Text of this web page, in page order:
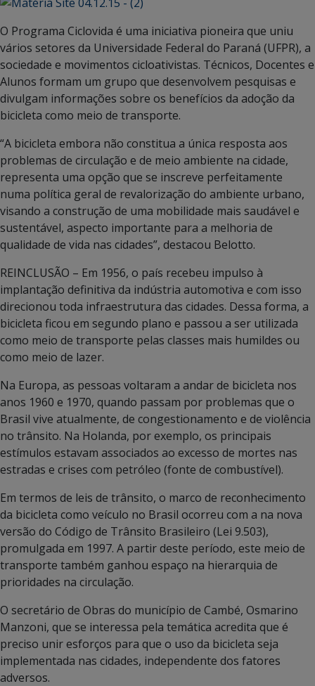
O Programa Ciclovida é uma iniciativa pioneira que uniu
vários setores da Universidade Federal do Paraná (UFPR), a
sociedade e movimentos cicloativistas. Técnicos, Docentes e
Alunos formam um grupo que desenvolvem pesquisas e
divulgam informações sobre os benefícios da adoção da
bicicleta como meio de transporte.
“A bicicleta embora não constitua a única resposta aos
problemas de circulação e de meio ambiente na cidade,
representa uma opção que se inscreve perfeitamente
numa política geral de revalorização do ambiente urbano,
visando a construção de uma mobilidade mais saudável e
sustentável, aspecto importante para a melhoria de
qualidade de vida nas cidades”, destacou Belotto.
REINCLUSÃO – Em 1956, o país recebeu impulso à
implantação definitiva da indústria automotiva e com isso
direcionou toda infraestrutura das cidades. Dessa forma, a
bicicleta ficou em segundo plano e passou a ser utilizada
como meio de transporte pelas classes mais humildes ou
como meio de lazer.
Na Europa, as pessoas voltaram a andar de bicicleta nos
anos 1960 e 1970, quando passam por problemas que o
Brasil vive atualmente, de congestionamento e de violência
no trânsito. Na Holanda, por exemplo, os principais
estímulos estavam associados ao excesso de mortes nas
estradas e crises com petróleo (fonte de combustível).
Em termos de leis de trânsito, o marco de reconhecimento
da bicicleta como veículo no Brasil ocorreu com a na nova
versão do Código de Trânsito Brasileiro (Lei 9.503),
promulgada em 1997. A partir deste período, este meio de
transporte também ganhou espaço na hierarquia de
prioridades na circulação.
O secretário de Obras do município de Cambé, Osmarino
Manzoni, que se interessa pela temática acredita que é
preciso unir esforços para que o uso da bicicleta seja
implementada nas cidades, independente dos fatores
adversos.